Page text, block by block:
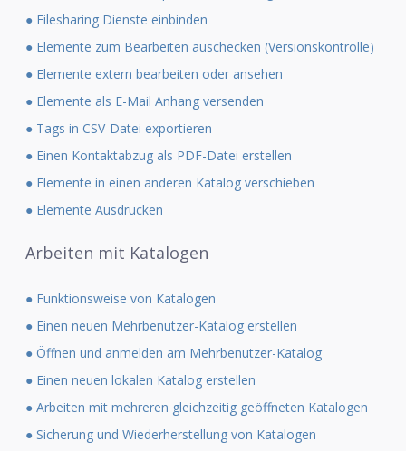
● Filesharing Dienste einbinden
● Elemente zum Bearbeiten auschecken (Versionskontrolle)
● Elemente extern bearbeiten oder ansehen
● Elemente als E-Mail Anhang versenden
● Tags in CSV-Datei exportieren
● Einen Kontaktabzug als PDF-Datei erstellen
● Elemente in einen anderen Katalog verschieben
● Elemente Ausdrucken
Arbeiten mit Katalogen
● Funktionsweise von Katalogen
● Einen neuen Mehrbenutzer-Katalog erstellen
● Öffnen und anmelden am Mehrbenutzer-Katalog
● Einen neuen lokalen Katalog erstellen
● Arbeiten mit mehreren gleichzeitig geöffneten Katalogen
● Sicherung und Wiederherstellung von Katalogen